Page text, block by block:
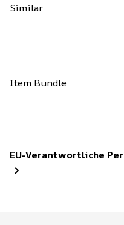
Similar
Item Bundle
EU-Verantwortliche